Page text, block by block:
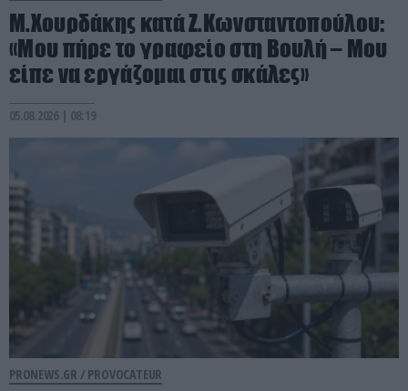
Μ.Χουρδάκης κατά Ζ.Κωνσταντοπούλου:
«Μου πήρε το γραφείο στη Βουλή – Μου
είπε να εργάζομαι στις σκάλες»
05.08.2026 | 08:19
PRONEWS.GR / PROVOCATEUR